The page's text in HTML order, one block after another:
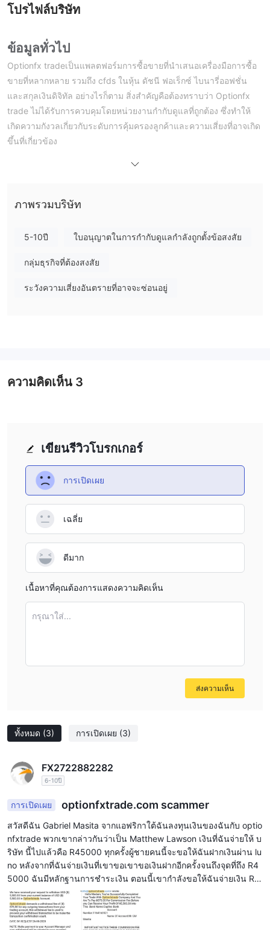
โปรไฟล์บริษัท
ข้อมูลทั่วไป
Optionfx tradeเป็นแพลตฟอร์มการซื้อขายที่นำเสนอเครื่องมือการซื้อ
ขายที่หลากหลาย รวมถึง cfds ในหุ้น ดัชนี ฟอเร็กซ์ ไบนารี่ออฟชั่น
และสกุลเงินดิจิทัล อย่างไรก็ตาม สิ่งสำคัญคือต้องทราบว่า Optionfx
trade ไม่ได้รับการควบคุมโดยหน่วยงานกำกับดูแลที่ถูกต้อง ซึ่งทำให้
เกิดความกังวลเกี่ยวกับระดับการคุ้มครองลูกค้าและความเสี่ยงที่อาจเกิด
ขึ้นที่เกี่ยวข้อง
หมายการลงทุนและความเสี่ยงที่ยอมรับได้
โครงสร้างค่าคอมมิชชั่น ทำให้ผู้ใช้มีโอกาสที่จะได้รับรายได้เพิ่มเติม
ระดับ:6%สำหรับการอ้างอิงระดับ 1 และ
เกี่ยวกับการสนับสนุนลูกค้า Optionfx trade สามารถติดต่อได้ทาง
ร่วมกับโบรกเกอร์ที่ไม่ได้รับการควบคุมถือเป็นความเสี่ยงโดยธรรมชาติ
ข้อดีและข้อเสีย
Optionfx tradeนำเสนอตราสารการซื้อขายที่หลากหลาย รวมถึง cfds
บนหุ้น ดัชนี ฟอเร็กซ์ ไบนารี่ออฟชั่น และสกุลเงินดิจิทัล มอบโอกาส
และค่าคอมมิชชั่นการอ้างอิงที่แตกต่างกัน ทำให้ผู้ใช้มีโอกาสได้รับราย
ได้เพิ่มเติม อย่างไรก็ตาม สิ่งสำคัญคือต้องพิจารณาข้อเสียของ
Optionfx trade . แพลตฟอร์มขาดกฎระเบียบที่ถูกต้อง ซึ่งทำให้เกิด
ความกังวลเกี่ยวกับการคุ้มครองผู้ใช้และศักยภาพในกิจกรรมฉ้อโกง
นอกจากนี้ การไม่มีมาตรการรักษาความปลอดภัยที่เหมาะสมบน
เว็บไซต์และแพลตฟอร์มการซื้อขายยังก่อให้เกิดความเสี่ยงอย่างมากต่อ
ข้อมูลส่วนบุคคลและเงินทุนของผู้ใช้ เป็นสิ่งสำคัญสำหรับแต่ละบุคคล
ในการชั่งน้ำหนักผลประโยชน์ที่อาจเกิดขึ้นกับความเสี่ยงที่เกี่ยวข้อง
ได้รับการปรับปรุง
เป็น Optionfx trade ถูกกฎหมาย？
หน่วยงานกำกับดูแลที่ถูกต้อง การขาดข้อมูลด้านกฎระเบียบที่ถูกต้อง
ทำให้เกิดความกังวลและบ่งชี้ถึงความเสี่ยงที่อาจเกิดขึ้น สิ่งสำคัญคือ
นักลงทุนได้รับความเสี่ยงต่างๆ เช่น การฉ้อโกงที่อาจเกิดขึ้น การ
คุ้มครองลูกค้าที่ไม่เพียงพอ และหนทางที่จำกัดในการขอความช่วยเหลือ
ในกรณีที่มีข้อพิพาทหรือปัญหาต่างๆ
Fasterpay TRADE MINING TECHNOLOGIES LTD ” แพลตฟอร์มดัง
กล่าวลงทะเบียนในเซเชลส์ตามข้อมูลที่ให้ไว้
ตราสารตลาด
Optionfx tradeโฆษณาว่านำเสนอเครื่องมือการซื้อขายที่หลากหลาย
ซึ่งประกอบด้วย cfds ในหุ้น ดัชนี ฟอเร็กซ์ ไบนารี และสกุลเงินดิจิทัล
1.CFDs ของหุ้น:
สัญญาซื้อขายส่วนต่าง (CFD) ช่วยให้นักเทรดเก็ง
ภาพรวมบริษัท
5-10ปี ใบอนุญาตในการกำกับดูแลกำลังถูกตั้งข้อสงสัย
กลุ่มธุรกิจที่ต้องสงสัย
ระวังความเสี่ยงอันตรายที่อาจจะซ่อนอยู่
ทั้งหมด (3) การเปิดเผย (3)
FX2722882282
6-10ปี
การเปิดเผย optionfxtrade.com scammer
สวัสดีฉัน Gabriel Masita จากแอฟริกาใต้ฉันลงทุนเงินของฉันกับ optio
nfxtrade พวกเขากล่าวกันว่าเป็น Matthew Lawson เงินที่ฉันจ่ายให้ บ
ริษัท นี้ไปแล้วคือ R45000 ทุกครั้งผู้ชายคนนี้จะขอให้ฉันฝากเงินผ่าน lu
no หลังจากที่ฉันจ่ายเงินที่เขาขอเขาขอเงินฝากอีกครั้งจนถึงจุดที่ถึง R4
5000 ฉันมีหลักฐานการชำระเงิน ตอนนี้เขากำลังขอให้ฉันจ่ายเงิน R6
000 ซึ่งเขาอ้างว่าเป็นค่าจัดส่งเงินโปรดฉันต้องการความช่วยเหลือในก
ารกู้คืนเงินของฉันคืน
เขียนรีวิวโบรกเกอร์
การเปิดเผย
เฉลี่ย
ดีมาก
เนื้อหาที่คุณต้องการแสดงความคิดเห็น
กรุณาใส่...
ส่งความเห็น
ความคิดเห็น 3